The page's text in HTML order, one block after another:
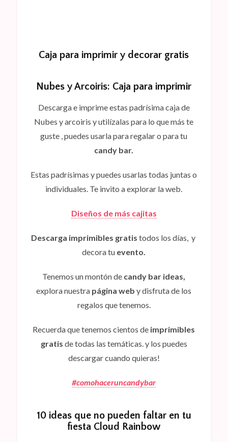
Caja para imprimir y decorar gratis
Nubes y Arcoiris: Caja para imprimir
Descarga e imprime estas padrísima caja de
Nubes y arcoiris y utilízalas para lo que más te
guste , puedes usarla para regalar o para tu
candy bar.
Estas padrísimas y puedes usarlas todas juntas o
individuales. Te invito a explorar la web.
Diseños de más cajitas
Descarga imprimibles gratis todos los días, y
decora tu evento.
Tenemos un montón de candy bar ideas,
explora nuestra página weby disfruta de los
regalos que tenemos.
Recuerda que tenemos cientos de imprimibles
gratis de todas las temáticas. y los puedes
descargar cuando quieras!
#comohaceruncandybar
10 ideas que no pueden faltar en tu
fiesta Cloud Rainbow